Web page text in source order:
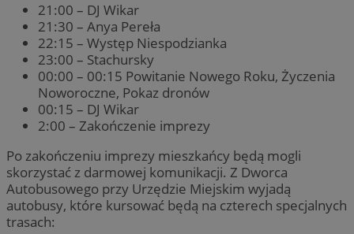
21:00 – DJ Wikar
21:30 – Anya Pereła
22:15 – Występ Niespodzianka
23:00 – Stachursky
00:00 – 00:15 Powitanie Nowego Roku, Życzenia
Noworoczne, Pokaz dronów
00:15 – DJ Wikar
2:00 – Zakończenie imprezy
Po zakończeniu imprezy mieszkańcy będą mogli
skorzystać z darmowej komunikacji. Z Dworca
Autobusowego przy Urzędzie Miejskim wyjadą
autobusy, które kursować będą na czterech specjalnych
trasach: